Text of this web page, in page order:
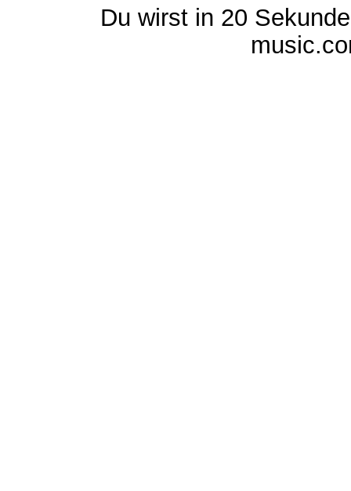
Du wirst in 20